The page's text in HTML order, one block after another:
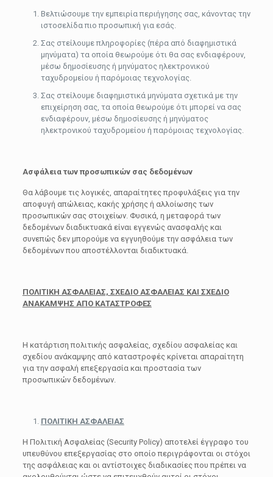
Βελτιώσουμε την εμπειρία περιήγησης σας, κάνοντας την
ιστοσελίδα πιο προσωπική για εσάς.
Σας στείλουμε πληροφορίες (πέρα από διαφημιστικά
μηνύματα) τα οποία θεωρούμε ότι θα σας ενδιαφέρουν,
μέσω δημοσίευσης ή μηνύματος ηλεκτρονικού
ταχυδρομείου ή παρόμοιας τεχνολογίας.
Σας στείλουμε διαφημιστικά μηνύματα σχετικά με την
επιχείρηση σας, τα οποία θεωρούμε ότι μπορεί να σας
ενδιαφέρουν, μέσω δημοσίευσης ή μηνύματος
ηλεκτρονικού ταχυδρομείου ή παρόμοιας τεχνολογίας.
Ασφάλεια των προσωπικών σας δεδομένων
Θα λάβουμε τις λογικές, απαραίτητες προφυλάξεις για την
αποφυγή απώλειας, κακής χρήσης ή αλλοίωσης των
προσωπικών σας στοιχείων. Φυσικά, η μεταφορά των
δεδομένων διαδικτυακά είναι εγγενώς ανασφαλής και
συνεπώς δεν μπορούμε να εγγυηθούμε την ασφάλεια των
δεδομένων που αποστέλλονται διαδικτυακά.
ΠΟΛΙΤΙΚΗ ΑΣΦΑΛΕΙΑΣ, ΣΧΕΔΙΟ ΑΣΦΑΛΕΙΑΣ ΚΑΙ ΣΧΕΔΙΟ
ΑΝΑΚΑΜΨΗΣ ΑΠΟ ΚΑΤΑΣΤΡΟΦΕΣ
Η κατάρτιση πολιτικής ασφαλείας, σχεδίου ασφαλείας και
σχεδίου ανάκαμψης από καταστροφές κρίνεται απαραίτητη
για την ασφαλή επεξεργασία και προστασία των
προσωπικών δεδομένων.
ΠΟΛΙΤΙΚΗ ΑΣΦΑΛΕΙΑΣ
Η Πολιτική Ασφαλείας (Security Policy) αποτελεί έγγραφο του
υπευθύνου επεξεργασίας στο οποίο περιγράφονται οι στόχοι
της ασφάλειας και οι αντίστοιχες διαδικασίες που πρέπει να